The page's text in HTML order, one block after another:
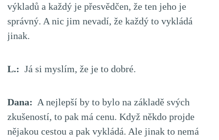
výkladů a každý je přesvědčen, že ten jeho je
správný. A nic jim nevadí, že každý to vykládá
jinak.
L.: Já si myslím, že je to dobré.
Dana: A nejlepší by to bylo na základě svých
zkušeností, to pak má cenu. Když někdo projde
nějakou cestou a pak vykládá. Ale jinak to nemá